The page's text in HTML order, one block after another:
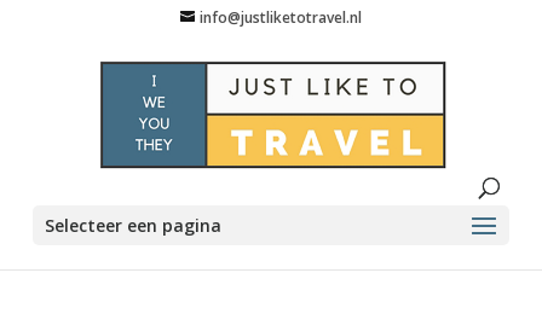
info@justliketotravel.nl
Selecteer een pagina